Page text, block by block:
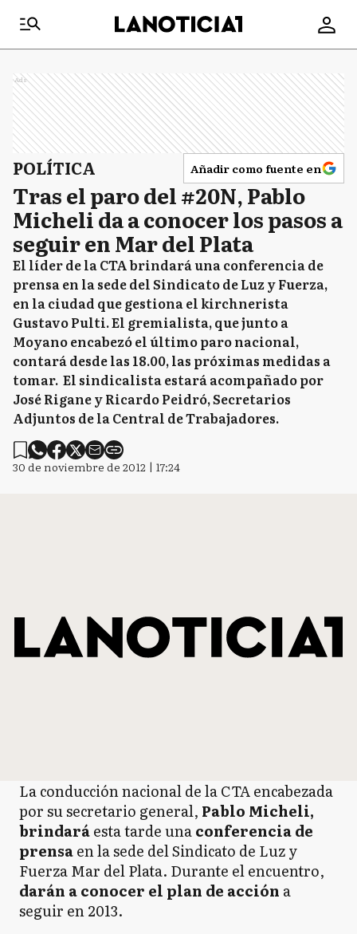
Ads
POLÍTICA Añadir como fuente en
Tras el paro del #20N, Pablo
Micheli da a conocer los pasos a
seguir en Mar del Plata
El líder de la CTA brindará una conferencia de
prensa en la sede del Sindicato de Luz y Fuerza,
en la ciudad que gestiona el kirchnerista
Gustavo Pulti. El gremialista, que junto a
Moyano encabezó el último paro nacional,
contará desde las 18.00, las próximas medidas a
tomar. El sindicalista estará acompañado por
José Rigane y Ricardo Peidró, Secretarios
Adjuntos de la Central de Trabajadores.
30 de noviembre de 2012 | 17:24
La conducción nacional de la CTA encabezada
por su secretario general, Pablo Micheli,
brindaráesta tarde unaconferencia de
prensaen la sede del Sindicato de Luz y
Fuerza Mar del Plata. Durante el encuentro,
darán a conocer el plan de acción a
seguir en 2013.